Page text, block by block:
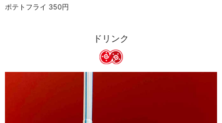
ポテトフライ 350円
ドリンク